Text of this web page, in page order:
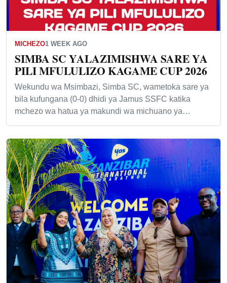
MICHEZO1 WEEK AGO
SIMBA SC YALAZIMISHWA SARE YA
PILI MFULULIZO KAGAME CUP 2026
Wekundu wa Msimbazi, Simba SC, wametoka sare ya
bila kufungana (0-0) dhidi ya Jamus SSFC katika
mchezo wa hatua ya makundi wa michuano ya…